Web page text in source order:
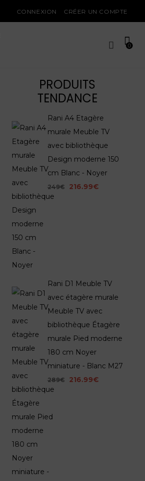
CONNEXION CRÉER UN COMPTE
0
PRODUITS
TENDANCE
Rani A4 Etagère
murale Meuble TV
avec bibliothèque
Design moderne 150
cm Blanc - Noyer
249€ 216.99€
Rani D1 Meuble TV
avec étagère murale
Meuble TV avec
bibliothèque Étagère
murale Pied moderne
180 cm Noyer
miniature - Blanc M27
289€ 216.99€